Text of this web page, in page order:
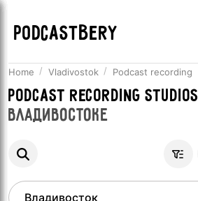
PODCASTBERY
Home Vladivostok Podcast recording
Podcast recording studios
Владивостоке